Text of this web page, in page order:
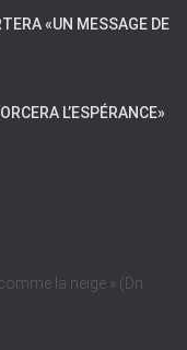
«UN MESSAGE DE
L’ESPÉRANCE»
la neige » (Dn